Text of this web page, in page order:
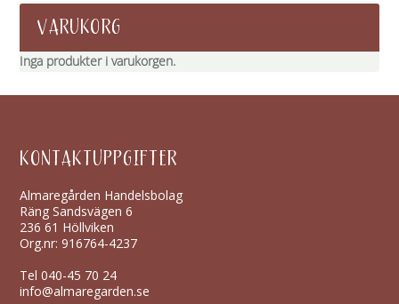
VARUKORG
Inga produkter i varukorgen.
KONTAKTUPPGIFTER
Almaregården Handelsbolag
Räng Sandsvägen 6
236 61 Höllviken
Org.nr: 916764-4237
Tel040-45 70 24
info@almaregarden.se